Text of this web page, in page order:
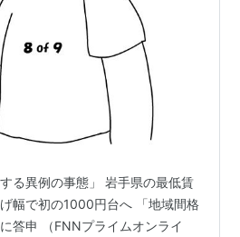
る異例の事態」 岩手県の最低賃
幅で初の1000円台へ 「地域間格
答申 （FNNプライムオンライ